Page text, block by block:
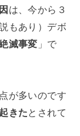
は、今から３
もあり）デボ
滅事変 」で
が多いのです
きたとされて